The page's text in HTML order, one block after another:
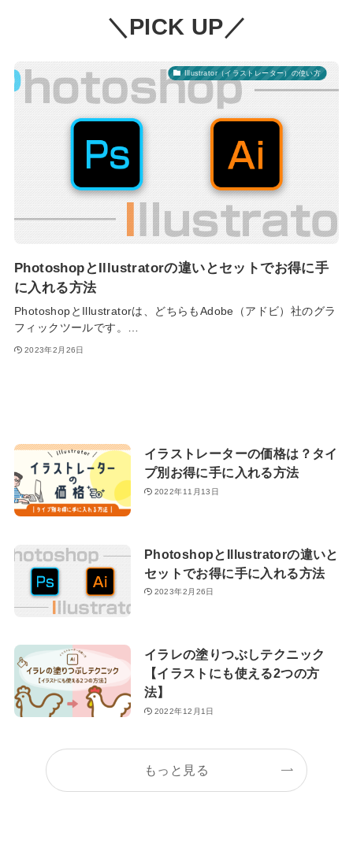
＼PICK UP／
Illustrator（イラストレーター）の使い方
PhotoshopとIllustratorの違いとセットでお得に手
に入れる方法
PhotoshopとIllustratorは、どちらもAdobe（アドビ）社のグラ
フィックツールです。…
2023年2月26日
イラストレーターの価格は？タイ
プ別お得に手に入れる方法
2022年11月13日
PhotoshopとIllustratorの違いと
セットでお得に手に入れる方法
2023年2月26日
イラレの塗りつぶしテクニック
【イラストにも使える2つの方
法】
2022年12月1日
もっと見る